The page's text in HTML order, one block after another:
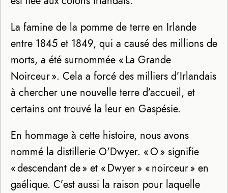
La famine de la pomme de terre en Irlande
entre 1845 et 1849, qui a causé des millions de
morts, a été surnommée « La Grande
Noirceur ». Cela a forcé des milliers d’Irlandais
à chercher une nouvelle terre d’accueil, et
certains ont trouvé la leur en Gaspésie.
En hommage à cette histoire, nous avons
nommé la distillerie O'Dwyer. « O » signifie
« descendant de » et « Dwyer » « noirceur » en
gaélique. C’est aussi la raison pour laquelle